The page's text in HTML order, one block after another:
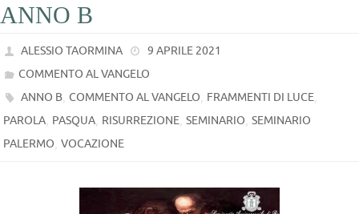
ANNO B
ALESSIO TAORMINA
9 APRILE 2021
COMMENTO AL VANGELO
ANNO B,COMMENTO AL VANGELO, FRAMMENTI DI LUCE,
PAROLA, PASQUA, RISURREZIONE, SEMINARIO, SEMINARIO
PALERMO, VOCAZIONE